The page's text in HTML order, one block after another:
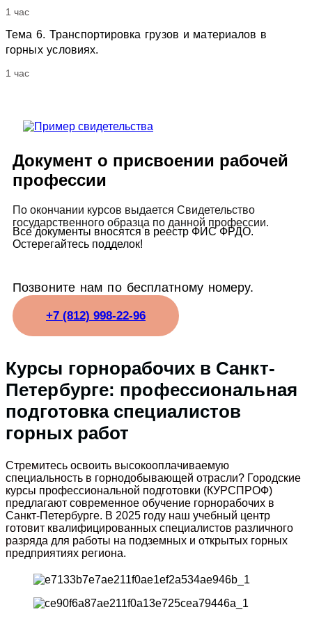
1 час
Тема 6. Транспортировка грузов и материалов в
горных условиях.
1 час
Документ о присвоении рабочей
профессии
По окончании курсов выдается Свидетельство
государственного образца по данной профессии.
Все документы вносятся в реестр ФИС ФРДО.
Остерегайтесь подделок!
Позвоните нам по бесплатному номеру.
+7 (812) 998-22-96
Курсы горнорабочих в Санкт-
Петербурге: профессиональная
подготовка специалистов
горных работ
Стремитесь освоить высокооплачиваемую
специальность в горнодобывающей отрасли? Городские
курсы профессиональной подготовки (КУРСПРОФ)
предлагают современное обучение горнорабочих в
Санкт-Петербурге. В 2025 году наш учебный центр
готовит квалифицированных специалистов различного
разряда для работы на подземных и открытых горных
предприятиях региона.